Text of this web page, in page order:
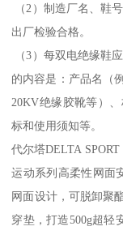
（2）制造厂名、鞋
出厂检验合格。
（3）每双电绝缘鞋
的内容是：产品名（
20KV绝缘胶靴等）
标和使用须知等。
代尔塔DELTA SPORT
运动系列高柔性网面
网面设计，可脱卸聚
穿垫，打造500g超轻